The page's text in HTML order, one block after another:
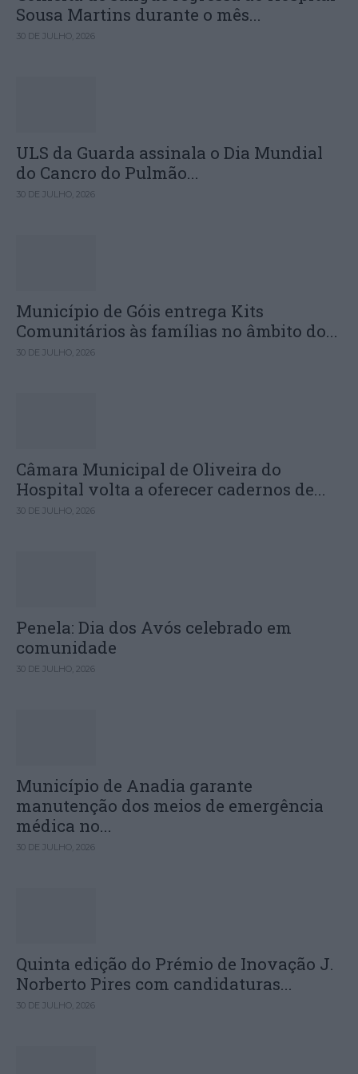
Sousa Martins durante o mês...
30 DE JULHO, 2026
ULS da Guarda assinala o Dia Mundial
do Cancro do Pulmão...
30 DE JULHO, 2026
Município de Góis entrega Kits
Comunitários às famílias no âmbito do...
30 DE JULHO, 2026
Câmara Municipal de Oliveira do
Hospital volta a oferecer cadernos de...
30 DE JULHO, 2026
Penela: Dia dos Avós celebrado em
comunidade
30 DE JULHO, 2026
Município de Anadia garante
manutenção dos meios de emergência
médica no...
30 DE JULHO, 2026
Quinta edição do Prémio de Inovação J.
Norberto Pires com candidaturas...
30 DE JULHO, 2026